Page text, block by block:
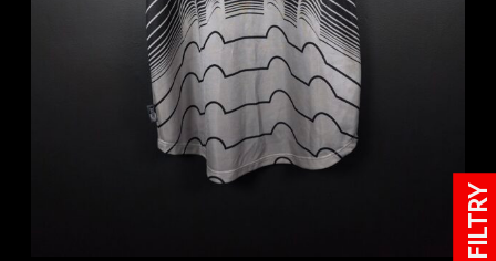
FILTRY